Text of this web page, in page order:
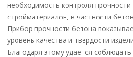
необходимость контроля прочности
стройматериалов, в частности
Прибор прочности бетона
уровень качества и твердости
Благодаря этому удается